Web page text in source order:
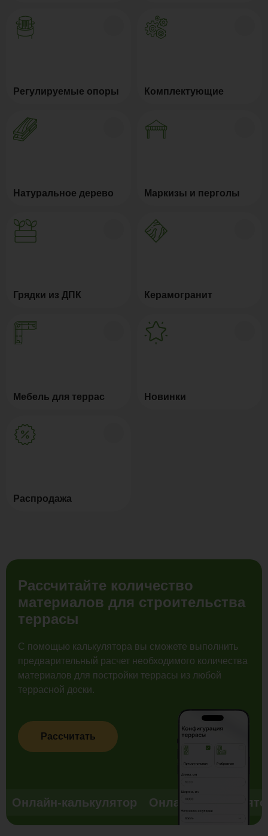
Регулируемые опоры Комплектующие
Натуральное дерево Маркизы и перголы
Грядки из ДПК Керамогранит
Мебель для террас Новинки
Распродажа
Рассчитайте количество
материалов для строительства
террасы
С помощью калькулятора вы сможете выполнить
предварительный расчет необходимого количества
материалов для постройки террасы из любой
террасной доски.
Рассчитать
Онлайн-калькулятор Онлайн-